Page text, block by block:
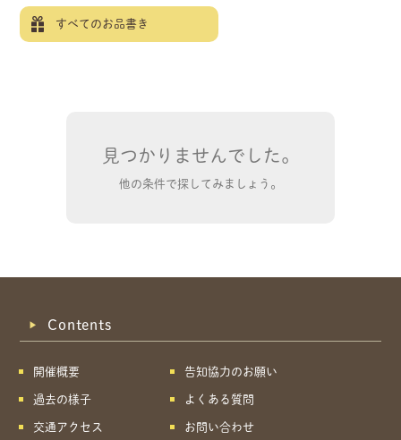
すべてのお品書き
見つかりませんでした。
他の条件で探してみましょう。
Contents
開催概要
過去の様子
交通アクセス
告知協力のお願い
よくある質問
お問い合わせ